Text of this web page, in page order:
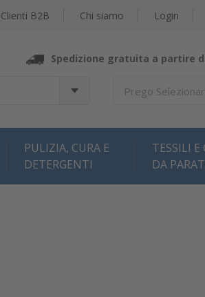
Clienti B2B Chi siamo Login
Spedizione gratuita a partire
Prego
PULIZIA, CURA E
DETERGENTI
TESSILI E
DA